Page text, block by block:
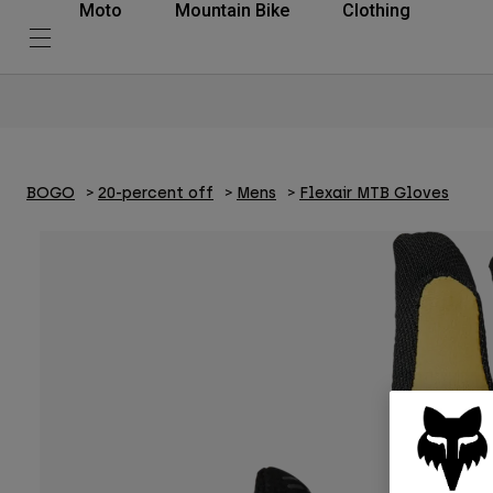
Moto Mountain Bike Clothing
BOGO 20-percent off Mens Flexair MTB Gloves